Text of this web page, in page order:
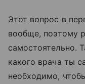
Этот вопрос в
вообще, поэтому
самостоятельно.
какого врача ты
необходимо,